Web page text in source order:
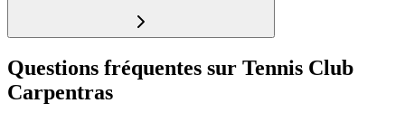
Questions fréquentes sur Tennis Club
Carpentras